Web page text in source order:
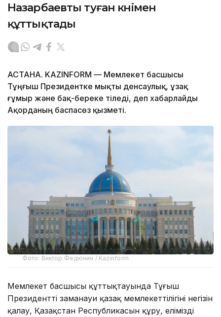
Назарбаевты туған күнімен
құттықтады
АСТАНА. KAZINFORM — Мемлекет басшысы
Тұңғыш Президентке мықты денсаулық, ұзақ
ғұмыр және бақ-береке тіледі, деп хабарлайды
Ақорданың баспасөз қызметі.
Фото: Виктор Федюнин / Kazinform
Мемлекет басшысы құттықтауында Тұңғыш
Президенттің заманауи қазақ мемлекеттілігінің негізін
қалау, Қазақстан Республикасын құру, еліміздің